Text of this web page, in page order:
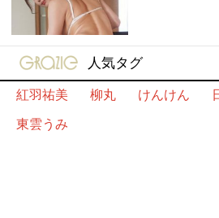
gravure-grazie
人気タグ
紅羽祐美
柳丸 けんけん
東雲うみ